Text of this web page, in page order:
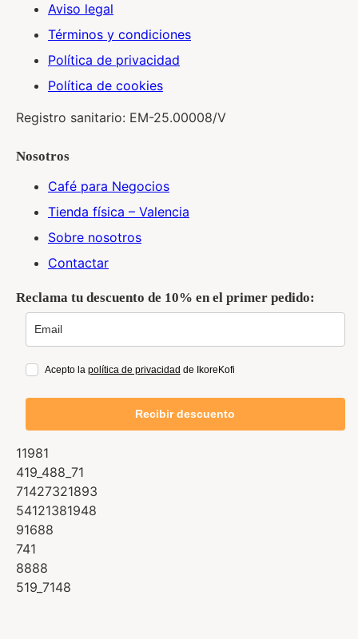
Aviso legal
Términos y condiciones
Política de privacidad
Política de cookies
Registro sanitario: EM-25.00008/V
Nosotros
Café para Negocios
Tienda física – Valencia
Sobre nosotros
Contactar
Reclama tu descuento de 10% en el primer pedido:
Acepto la política de privacidad de IkoreKofi
Recibir descuento
11981
419_488_71
71427321893
54121381948
91688
741
8888
519_7148